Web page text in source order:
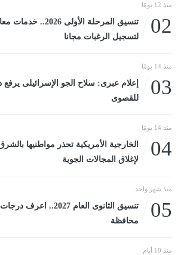
منذ 12 يومًا
02
تنسيق المرحلة
لتسجيل الرغبات مجانا
منذ 14 يومًا
03
إعلام عبرى: سلاح الجو الإسرائيلى يرفع
للقصوى
منذ 14 يومًا
04
الخارجية الأمريكية تحذر مواطنيها
لإغلاق المجالات الجوية
منذ شهر واحد
05
محافظة
منذ 10 أيام